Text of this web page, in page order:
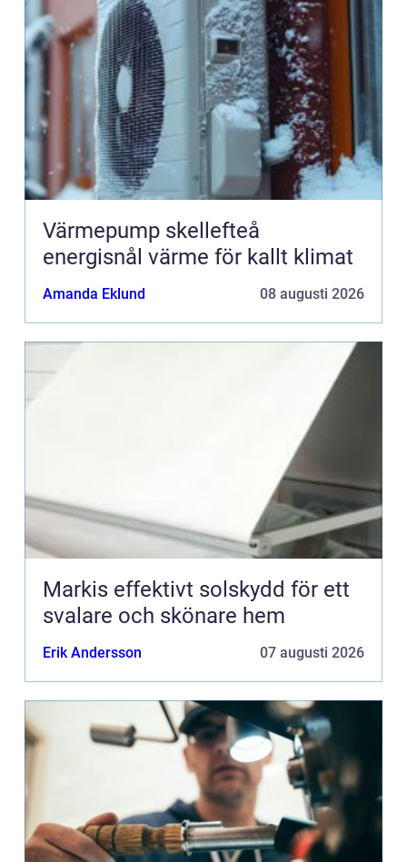
Värmepump skellefteå
energisnål värme för kallt klimat
Amanda Eklund 08 augusti 2026
Markis effektivt solskydd för ett
svalare och skönare hem
Erik Andersson 07 augusti 2026